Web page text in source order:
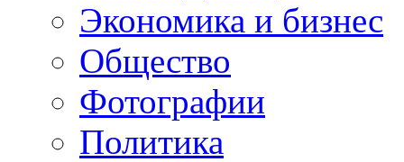
Экономика и бизнес
Общество
Фотографии
Политика